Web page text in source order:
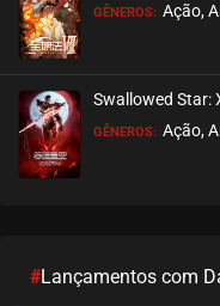
GÊNEROS: Ação,
Swallowed Star:
GÊNEROS: Ação,
#Lançamentos com